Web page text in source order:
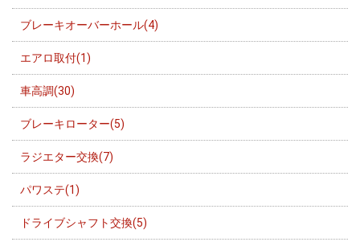
ブレーキオーバーホール(4)
エアロ取付(1)
車高調(30)
ブレーキローター(5)
ラジエター交換(7)
パワステ(1)
ドライブシャフト交換(5)